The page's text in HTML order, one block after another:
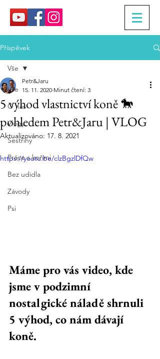
Příspěvek
Vše
O nás
Vlogy
Sestřihy
Práce s koňmi
Bez udidla
Závody
Psi
Vše
5 výhod vlastnictví koně 🐎
pohledem Petr&Jaru | VLOG
Petr&Jaru
15. 11. 2020 Minut čtení: 3
Aktualizováno: 17. 8. 2021
https://youtu.be/clzBgzlDfQw
Máme pro vás video, kde
jsme v podzimní
nostalgické náladě shrnuli
5 výhod, co nám dávají
koně.